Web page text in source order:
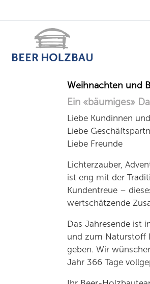
Weihnachten und
Ein «bäumiges»
Liebe Kundinnen
Liebe
Liebe Freunde
Lichterzauber,
ist eng mit der
Kundentreue –
wertschätzende
Das Jahresende ist
und zum Naturstoff
geben. Wir
Jahr 366 Tage